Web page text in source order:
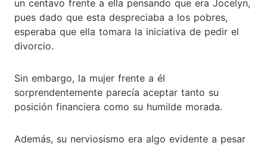
un centavo frente a ella pensando que era Jocelyn,
pues dado que esta despreciaba a los pobres,
esperaba que ella tomara la iniciativa de pedir el
divorcio.
Sin embargo, la mujer frente a él
sorprendentemente parecía aceptar tanto su
posición financiera como su humilde morada.
Además, su nerviosismo era algo evidente a pesar